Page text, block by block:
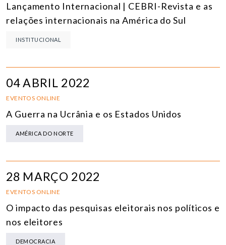
Lançamento Internacional | CEBRI-Revista e as
relações internacionais na América do Sul
INSTITUCIONAL
04 ABRIL 2022
EVENTOS ONLINE
A Guerra na Ucrânia e os Estados Unidos
AMÉRICA DO NORTE
28 MARÇO 2022
EVENTOS ONLINE
O impacto das pesquisas eleitorais nos políticos e
nos eleitores
DEMOCRACIA